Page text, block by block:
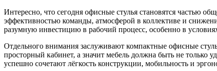
Интересно, что сегодня офисные стулья становятся частью
эффективностью команды, атмосферой в коллективе и
разумную инвестицию в рабочий процесс, особенно в
Отдельного внимания заслуживают компактные офисные
просторный кабинет, а значит мебель должна быть не
успешно сочетают лёгкость конструкции, мобильность и